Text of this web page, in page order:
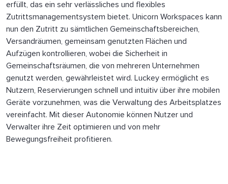
erfüllt, das ein sehr verlässliches und flexibles
Zutrittsmanagementsystem bietet. Unicorn Workspaces kann
nun den Zutritt zu sämtlichen Gemeinschaftsbereichen,
Versandräumen, gemeinsam genutzten Flächen und
Aufzügen kontrollieren, wobei die Sicherheit in
Gemeinschaftsräumen, die von mehreren Unternehmen
genutzt werden, gewährleistet wird. Luckey ermöglicht es
Nutzern, Reservierungen schnell und intuitiv über ihre mobilen
Geräte vorzunehmen, was die Verwaltung des Arbeitsplatzes
vereinfacht. Mit dieser Autonomie können Nutzer und
Verwalter ihre Zeit optimieren und von mehr
Bewegungsfreiheit profitieren.